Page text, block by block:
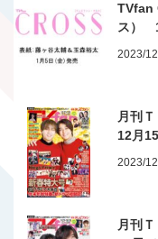
TVfan
ス）
2023/
月刊
12月
2023/
月刊